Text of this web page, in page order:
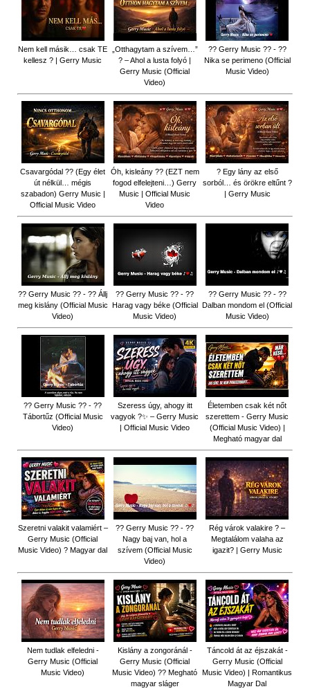
Nem kell másik… csak TE
kellesz ? | Gerry Music
„Otthagytam a szívem…”
? – Ahol a lusta folyó |
Gerry Music (Official
Video)
?? Gerry Music ?? - ??
Nika se perimeno (Official
Music Video)
Csavargódal ?? (Egy élet
út nélkül… mégis
szabadon) Gerry Music |
Official Music Video
Óh, kisleány ?? (EZT nem
fogod elfelejteni…) Gerry
Music | Official Music
Video
? Egy lány az első
sorból… és örökre eltűnt ?
| Gerry Music
?? Gerry Music ?? - ?? Állj
meg kislány (Official Music
Video)
?? Gerry Music ?? - ??
Harag vagy béke (Official
Music Video)
?? Gerry Music ?? - ??
Dalban mondom el (Official
Music Video)
?? Gerry Music ?? - ??
Tábortűz (Official Music
Video)
Szeress úgy, ahogy itt
vagyok ?✨ – Gerry Music
| Official Music Video
Életemben csak két nőt
szerettem - Gerry Music
(Official Music Video) |
Megható magyar dal
Szeretni valakit valamiért –
Gerry Music (Official
Music Video) ? Magyar dal
?? Gerry Music ?? - ??
Nagy baj van, hol a
szívem (Official Music
Video)
Rég várok valakire ? –
Megtalálom valaha az
igazit? | Gerry Music
Nem tudlak elfeledni -
Gerry Music (Official
Music Video)
Kislány a zongoránál -
Gerry Music (Official
Music Video) ?? Megható
magyar sláger
Táncold át az éjszakát -
Gerry Music (Official
Music Video) | Romantikus
Magyar Dal